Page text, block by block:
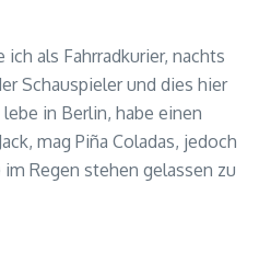
als Fahrradkurier, nachts
Schauspieler und dies hier
in Berlin, habe einen
mag Piña Coladas, jedoch
Regen stehen gelassen zu